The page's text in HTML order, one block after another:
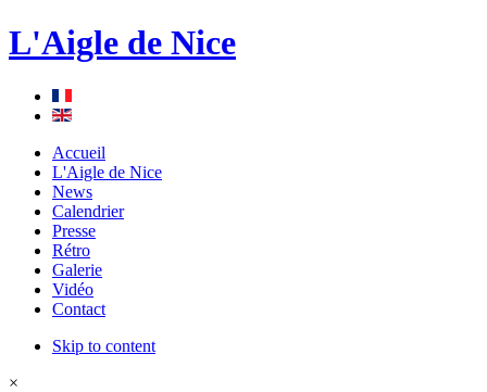
L'Aigle de Nice
Accueil
L'Aigle de Nice
News
Calendrier
Presse
Rétro
Galerie
Vidéo
Contact
Skip to content
×